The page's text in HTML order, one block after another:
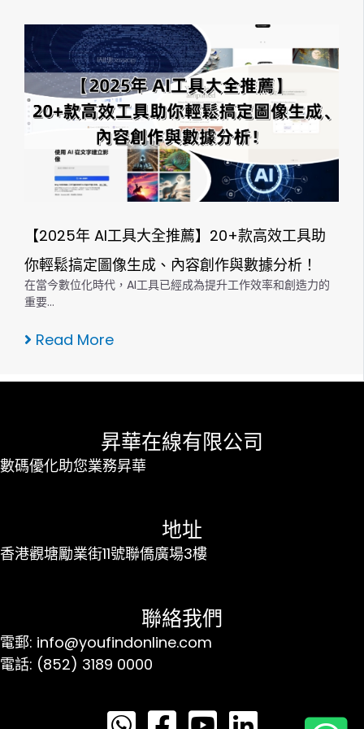
【2025年 AI工具大全推薦】20+款高效工具助
你輕鬆搞定圖像生成、內容創作與數據分析！
在當今數位化時代，AI工具已經成為提升工作效率和創造力的
重要…
Read More
昇華在線有限公司
數碼優化助您業務昇華
地址
香港觀塘勵業街11號聯僑廣場3樓
聯絡我們
電郵: info@youfindonline.com
電話: (852) 3189 0000